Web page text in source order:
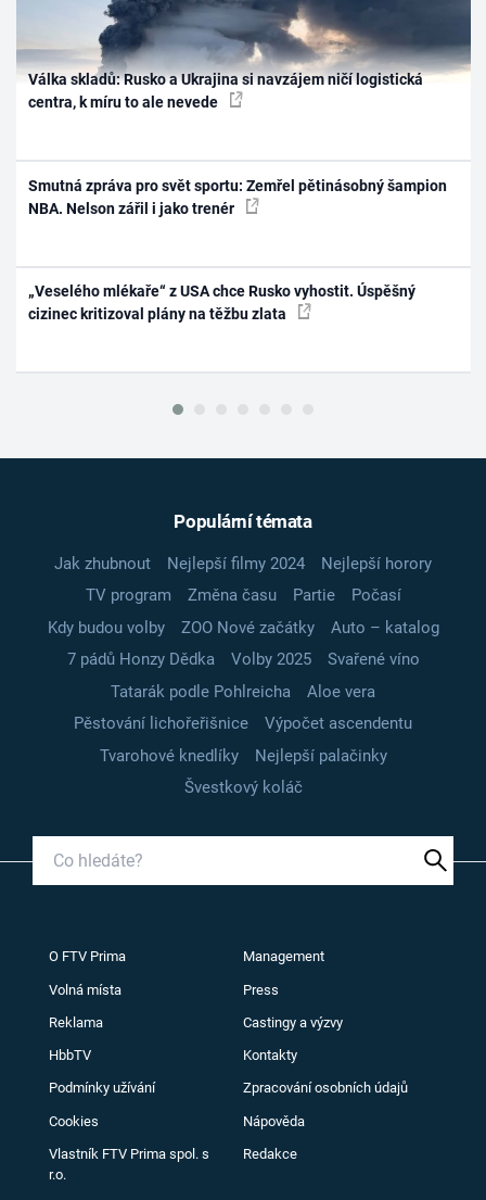
Válka skladů: Rusko a Ukrajina si navzájem ničí logistická
centra, k míru to ale nevede
Smutná zpráva pro svět sportu: Zemřel pětinásobný šampion
NBA. Nelson zářil i jako trenér
„Veselého mlékaře“ z USA chce Rusko vyhostit. Úspěšný
cizinec kritizoval plány na těžbu zlata
Populární témata
Jak zhubnout Nejlepší filmy 2024
Nejlepší horory
TV program
Změna času Partie
Počasí
Kdy budou volby
ZOO Nové začátky
Auto – katalog
7 pádů Honzy Dědka
Volby 2025
Svařené víno
Tatarák podle Pohlreicha
Aloe vera
Pěstování lichořeřišnice
Výpočet ascendentu
Tvarohové knedlíky
Nejlepší palačinky
Švestkový koláč
O FTV Prima Management
Volná místa Press
Reklama Castingy a výzvy
HbbTV Kontakty
Podmínky užívání Zpracování osobních údajů
Cookies Nápověda
Vlastník FTV Prima spol. s
r.o.
Redakce